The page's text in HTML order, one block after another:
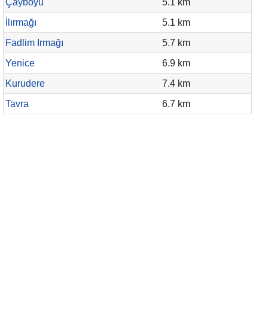
Çayboyu
5.1 km
İlırmağı
5.1 km
Fadlim Irmağı
5.7 km
Yenice
6.9 km
Kurudere
7.4 km
Tavra
6.7 km